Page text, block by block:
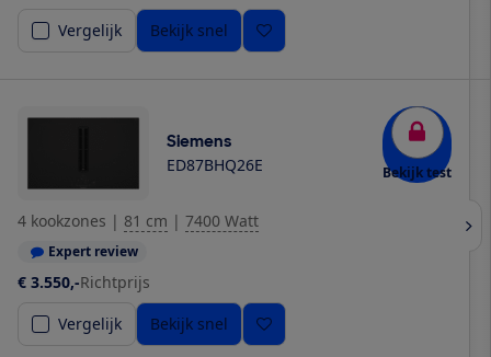
Vergelijk
Bekijk snel
Siemens
ED87BHQ26E Bekijk test
4 kookzones | 81 cm | 7400 Watt
Expert review
€ 3.550,-Richtprijs
Vergelijk
Bekijk snel